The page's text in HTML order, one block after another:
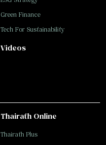
Green Finance
Tech For Sustainability
Videos
Thairath Online
Thairath Plus